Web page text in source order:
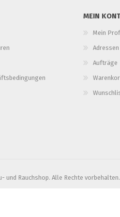
MEIN
Mein
Adressen
Aufträge
und Rauchshop. Alle Rechte vorbehalten.